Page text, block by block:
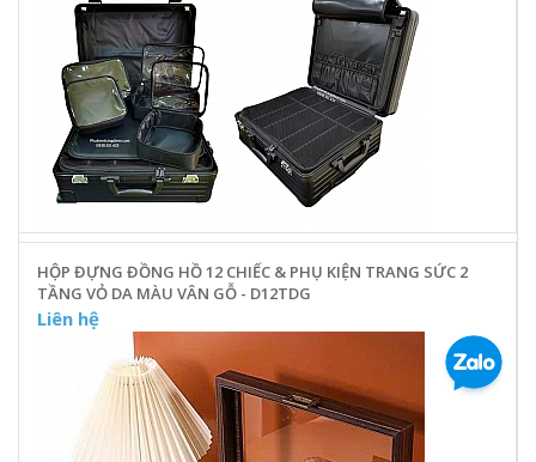
HỘP ĐỰNG ĐỒNG HỒ 12 CHIẾC & PHỤ KIỆN TRANG SỨC 2
TẦNG VỎ DA MÀU VÂN GỖ - D12TDG
Liên hệ